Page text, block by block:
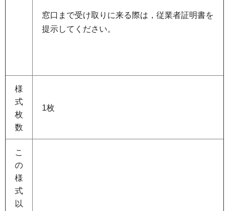
窓口まで受け取りに来る際は，従業者証明書を
提示してください。
様
式
枚
数
1枚
こ
の
様
式
以